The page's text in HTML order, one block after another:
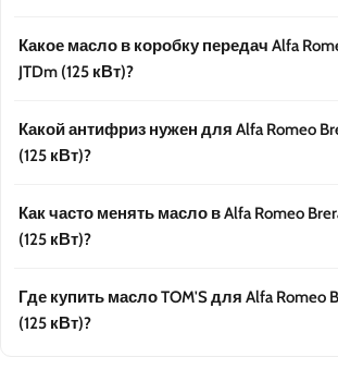
Какое масло в коробку передач Alfa
JTDm (125 кВт)?
Какой антифриз нужен для Alfa Romeo
(125 кВт)?
Как часто менять масло в Alfa Romeo
(125 кВт)?
Где купить масло TOM'S для Alfa Romeo
(125 кВт)?